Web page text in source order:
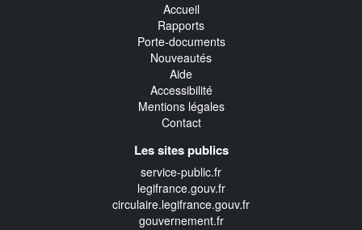
Accueil
Rapports
Porte-documents
Nouveautés
Aide
Accessibilité
Mentions légales
Contact
Les sites publics
service-public.fr
legifrance.gouv.fr
circulaire.legifrance.gouv.fr
gouvernement.fr